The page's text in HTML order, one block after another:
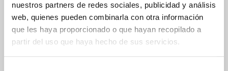
nuestros partners de redes sociales, publicidad y análisis
web, quienes pueden combinarla con otra información
que les haya proporcionado o que hayan recopilado a
partir del uso que haya hecho de sus servicios.
Javier Espada, realizador de cortometrajes y
director delCentro Buñuel de Calanda, señala que
la mejor forma para promover el cine es a través
de los festivales que se organizan en distintos
puntos de España. Además, comenta que estos